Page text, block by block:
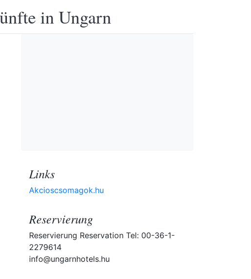
in Ungarn
Links
Akcioscsomagok.hu
Reservierung
Reservierung Reservation Tel: 00-36-1-
2279614
info@ungarnhotels.hu